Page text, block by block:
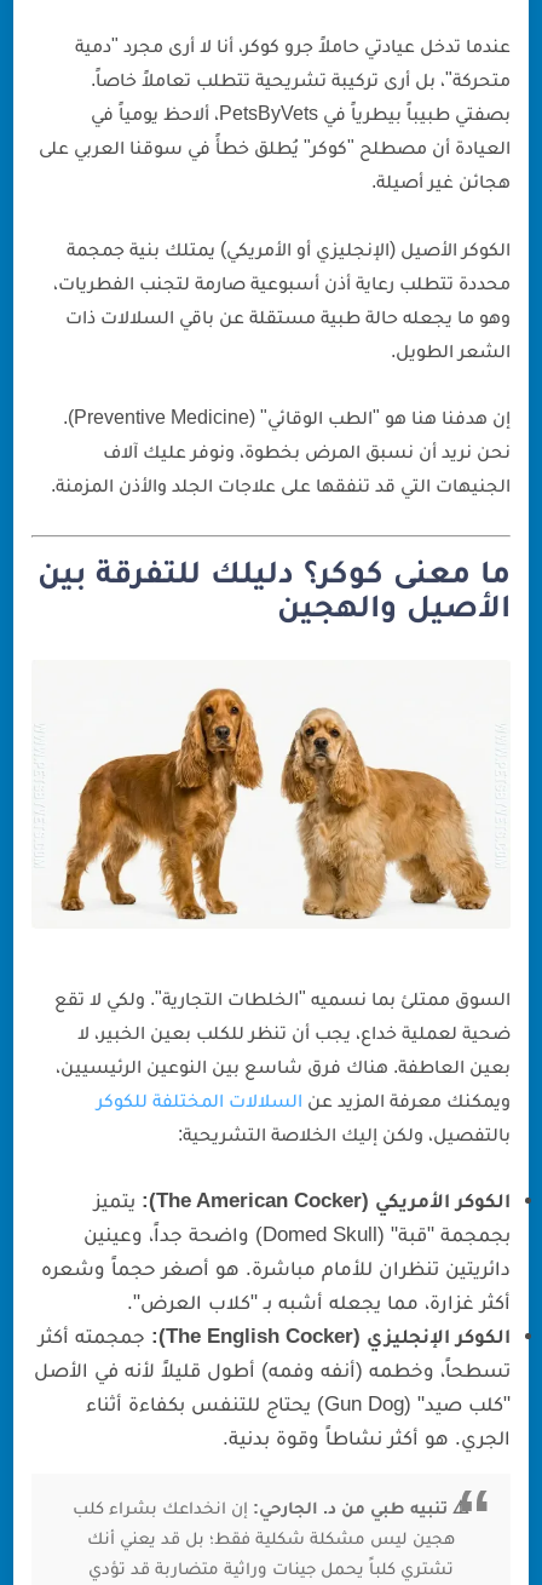
عندما تدخل عيادتي حاملاً جرو كوكر، أنا لا أرى مجرد "دمية
متحركة"، بل أرى تركيبة تشريحية تتطلب تعاملاً خاصاً.
بصفتي طبيباً بيطرياً في PetsByVets، ألاحظ يومياً في
العيادة أن مصطلح "كوكر" يُطلق خطأً في سوقنا العربي على
هجائن غير أصيلة.
الكوكر الأصيل (الإنجليزي أو الأمريكي) يمتلك بنية جمجمة
محددة تتطلب رعاية أذن أسبوعية صارمة لتجنب الفطريات،
وهو ما يجعله حالة طبية مستقلة عن باقي السلالات ذات
الشعر الطويل.
إن هدفنا هنا هو "الطب الوقائي" (Preventive Medicine).
نحن نريد أن نسبق المرض بخطوة، ونوفر عليك آلاف
الجنيهات التي قد تنفقها على علاجات الجلد والأذن المزمنة.
ما معنى كوكر؟ دليلك للتفرقة بين
الأصيل والهجين
السوق ممتلئ بما نسميه "الخلطات التجارية". ولكي لا تقع
ضحية لعملية خداع، يجب أن تنظر للكلب بعين الخبير، لا
بعين العاطفة. هناك فرق شاسع بين النوعين الرئيسيين،
ويمكنك معرفة المزيد عن السلالات المختلفة للكوكر
بالتفصيل، ولكن إليك الخلاصة التشريحية:
الكوكر الأمريكي (The American Cocker):
يتميز
بجمجمة "قبة" (Domed Skull) واضحة جداً، وعينين
دائريتين تنظران للأمام مباشرة. هو أصغر حجماً وشعره
أكثر غزارة، مما يجعله أشبه بـ "كلاب العرض".
الكوكر الإنجليزي (The English Cocker):
جمجمته أكثر
تسطحاً، وخطمه (أنفه وفمه) أطول قليلاً لأنه في الأصل
"كلب صيد" (Gun Dog) يحتاج للتنفس بكفاءة أثناء
الجري. هو أكثر نشاطاً وقوة بدنية.
⚠️ تنبيه طبي من د. الجارحي: إن انخداعك بشراء كلب
هجين ليس مشكلة شكلية فقط؛ بل قد يعني أنك
تشتري كلباً يحمل جينات وراثية متضاربة قد تؤدي